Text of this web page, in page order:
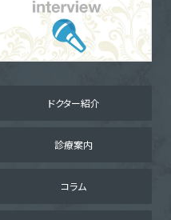
ドクター紹介
診療案内
コラム